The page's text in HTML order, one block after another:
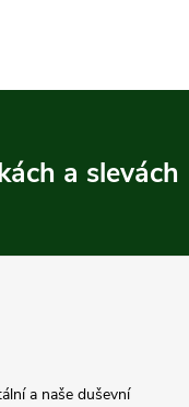
a slevách
a naše duševní